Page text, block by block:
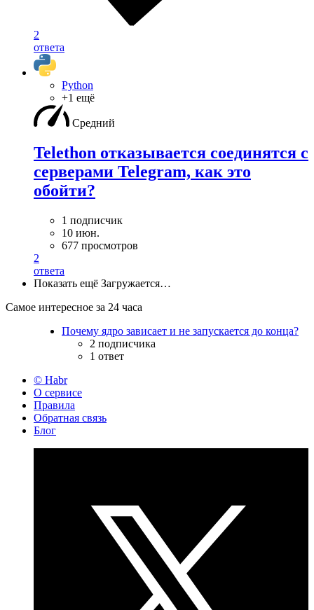
2
ответа
Python
+1 ещё
Средний
Telethon отказывается соединятся с
серверами Telegram, как это
обойти?
1 подписчик
10 июн.
677 просмотров
2
ответа
Показать ещё Загружается…
Самое интересное за 24 часа
Почему ядро зависает и не запускается до конца?
2 подписчика
1 ответ
© Habr
О сервисе
Правила
Обратная связь
Блог